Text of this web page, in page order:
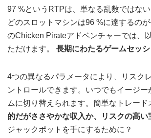
97 %というRTPは、単なる乱数ではな
どのスロットマシンは96 %に達するの
のChicken Pirateアドベンチャーでは、
ただけます。 長期にわたるゲームセッ
4つの異なるパラメータにより、リスク
ントロールできます。いつでもイージー
ムに切り替えられます。簡単なトレード
的だがささやかな収入か、リスクの高い
ジャックポットを手にするために？